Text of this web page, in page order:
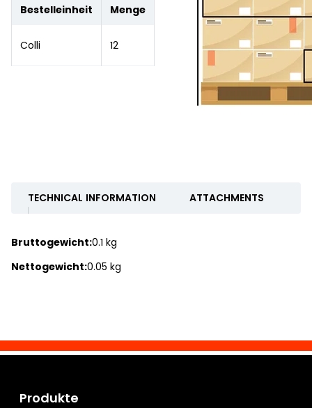
Bestelleinheit Menge
Colli 12
TECHNICAL INFORMATION ATTACHMENTS
Bruttogewicht:0.1 kg
Nettogewicht:0.05 kg
Produkte